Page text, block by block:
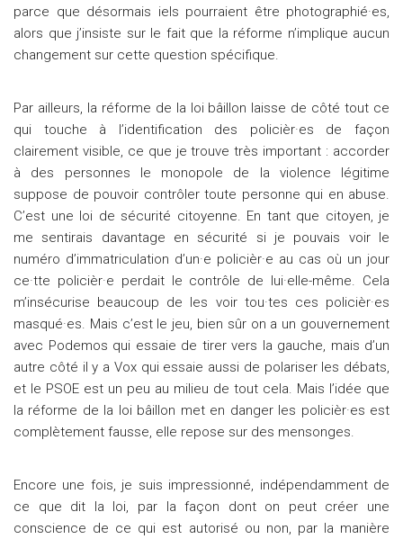
parce que désormais iels pourraient être photographié·es,
alors que j’insiste sur le fait que la réforme n’implique aucun
changement sur cette question spécifique.
Par ailleurs, la réforme de la loi bâillon laisse de côté tout ce
qui touche à l’identification des policièr·es de façon
clairement visible, ce que je trouve très important : accorder
à des personnes le monopole de la violence légitime
suppose de pouvoir contrôler toute personne qui en abuse.
C’est une loi de sécurité citoyenne. En tant que citoyen, je
me sentirais davantage en sécurité si je pouvais voir le
numéro d’immatriculation d’un·e policièr·e au cas où un jour
ce·tte policièr·e perdait le contrôle de lui·elle-même. Cela
m’insécurise beaucoup de les voir tou·tes ces policièr·es
masqué·es. Mais c’est le jeu, bien sûr on a un gouvernement
avec Podemos qui essaie de tirer vers la gauche, mais d’un
autre côté il y a Vox qui essaie aussi de polariser les débats,
et le PSOE est un peu au milieu de tout cela. Mais l’idée que
la réforme de la loi bâillon met en danger les policièr·es est
complètement fausse, elle repose sur des mensonges.
Encore une fois, je suis impressionné, indépendamment de
ce que dit la loi, par la façon dont on peut créer une
conscience de ce qui est autorisé ou non, par la manière